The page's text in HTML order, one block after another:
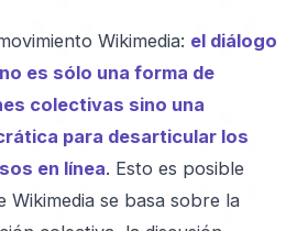
Wikimedia: el diálogo
es sólo una forma de
colectivas sino una
para desarticular los
en línea. Esto es posible
Wikimedia se basa sobre la